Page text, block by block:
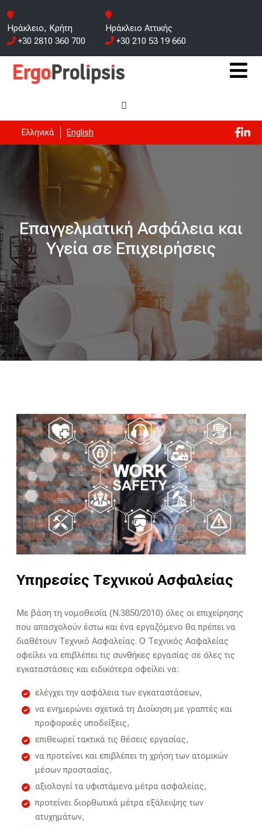
Ηράκλειο, Κρήτη
+30 2810 360 700
Ηράκλειο Αττικής
+30 210 53 19 660
Ελληνικά English
Επαγγελματική Ασφάλεια και
Υγεία σε Επιχειρήσεις
Υπηρεσίες Τεχνικού Ασφαλείας
Με βάση τη νομοθεσία (Ν.3850/2010) όλες οι επιχείρησης
που απασχολούν έστω και ένα εργαζόμενο θα πρέπει να
διαθέτουν Τεχνικό Ασφαλείας. Ο Τεχνικός Ασφαλείας
οφείλει να επιβλέπει τις συνθήκες εργασίας σε όλες τις
εγκαταστάσεις και ειδικότερα οφείλει να:
ελέγχει την ασφάλεια των εγκαταστάσεων,
να ενημερώνει σχετικά τη Διοίκηση με γραπτές και
προφορικές υποδείξεις,
επιθεωρεί τακτικά τις θέσεις εργασίας,
να προτείνει και επιβλέπει τη χρήση των ατομικών
μέσων προστασίας,
αξιολογεί τα υφιστάμενα μέτρα ασφαλείας,
προτείνει διορθωτικά μέτρα εξάλειψης των
ατυχημάτων,